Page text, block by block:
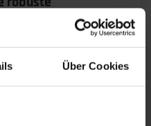
Über Cookies
der
intelligenter